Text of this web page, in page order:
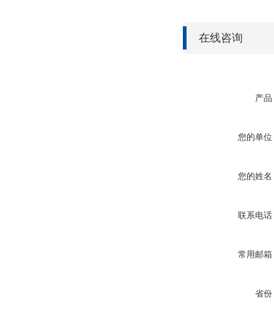
在线咨询
产品
您的单位
您的姓名
联系电话
常用邮箱
省份